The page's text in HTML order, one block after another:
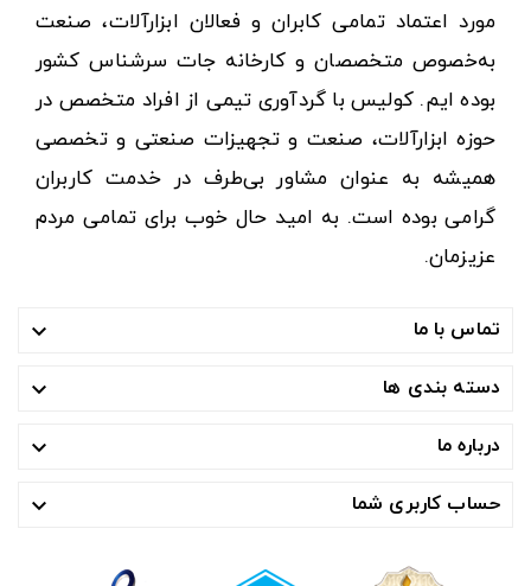
مورد اعتماد تمامی کابران و فعالان ابزارآلات، صنعت
به‌خصوص متخصصان و کارخانه جات سرشناس کشور
بوده ایم. کولیس با گردآوری تیمی از افراد متخصص در
حوزه ابزارآلات، صنعت و تجهیزات صنعتی و تخصصی
همیشه به عنوان مشاور بی‌طرف در خدمت کاربران
گرامی بوده است. به امید حال خوب برای تمامی مردم
عزیزمان.
تماس با ما 
دسته بندی ها 
درباره ما 
حساب کاربری شما 